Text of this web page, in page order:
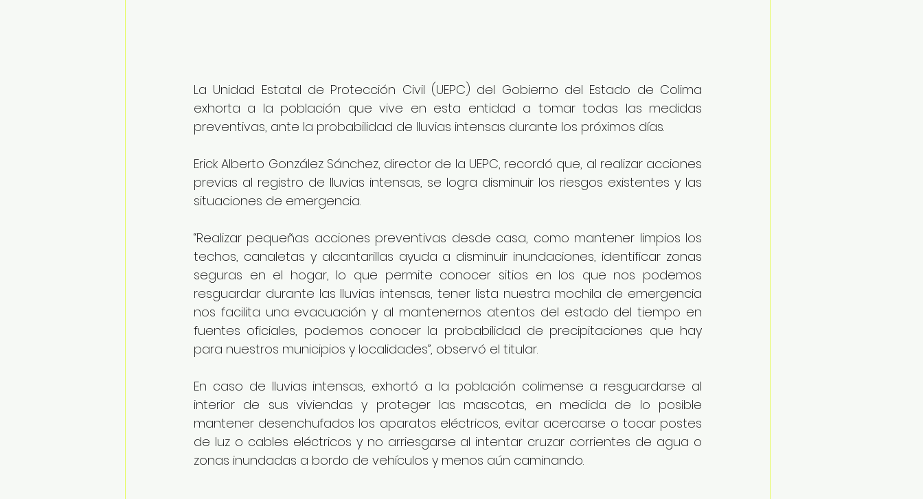
La Unidad Estatal de Protección Civil (UEPC) del Gobierno del Estado de Colima
exhorta a la población que vive en esta entidad a tomar todas las medidas
preventivas, ante la probabilidad de lluvias intensas durante los próximos días.
Erick Alberto González Sánchez, director de la UEPC, recordó que, al realizar acciones
previas al registro de lluvias intensas, se logra disminuir los riesgos existentes y las
situaciones de emergencia.
“Realizar pequeñas acciones preventivas desde casa, como mantener limpios los
techos, canaletas y alcantarillas ayuda a disminuir inundaciones, identificar zonas
seguras en el hogar, lo que permite conocer sitios en los que nos podemos
resguardar durante las lluvias intensas, tener lista nuestra mochila de emergencia
nos facilita una evacuación y al mantenernos atentos del estado del tiempo en
fuentes oficiales, podemos conocer la probabilidad de precipitaciones que hay
para nuestros municipios y localidades”, observó el titular.
En caso de lluvias intensas, exhortó a la población colimense a resguardarse al
interior de sus viviendas y proteger las mascotas, en medida de lo posible
mantener desenchufados los aparatos eléctricos, evitar acercarse o tocar postes
de luz o cables eléctricos y no arriesgarse al intentar cruzar corrientes de agua o
zonas inundadas a bordo de vehículos y menos aún caminando.